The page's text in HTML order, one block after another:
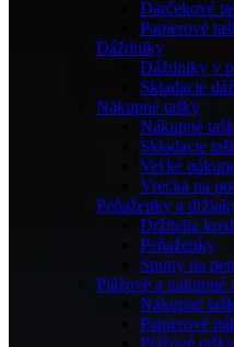
Darčekové
Papierové
Dáždniky
Dáždniky v
Skladacie
Nákupné tašky
Nákupné
Skladacie
Veľké
Vrecká na
Peňaženky a
Držitelia
Peňaženky
Spony na
Plážové a nákupné
Nákupné
Papierové
Plážové tašky